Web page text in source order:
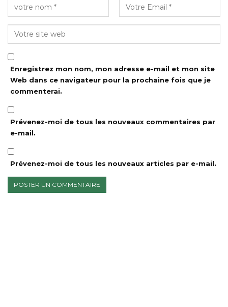
Enregistrez mon nom, mon adresse e-mail et mon site
Web dans ce navigateur pour la prochaine fois que je
commenterai.
Prévenez-moi de tous les nouveaux commentaires par
e-mail.
Prévenez-moi de tous les nouveaux articles par e-mail.